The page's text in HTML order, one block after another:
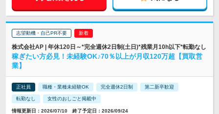
志望動機・自己PR不要
株式会社AP | 年休120日～*完全週休2日制(土日)*残業月10h以下*転勤なし
稼ぎたい方必見！未経験OK♪70％以上が月収120万超【買取営
業】
正社員 職種・業種未経験OK 完全週休2日制 第二新卒歓迎
転勤なし 女性のおしごと掲載中
情報更新日：2026/07/10 終了予定日：2026/09/24